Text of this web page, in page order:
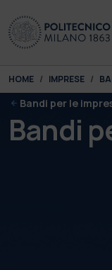
You are here:
HOME IMPRESE
Bandi per le
Bandi